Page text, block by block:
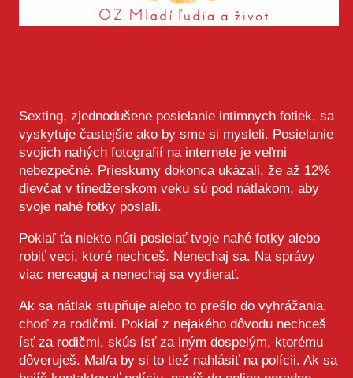
Sexting, zjednodušene posielanie intimnych fotiek, sa
vyskytuje častejšie ako by sme si mysleli. Posielanie
svojich nahých fotografií na internete je veľmi
nebezpečné. Prieskumy dokonca ukázali, že až 12%
dievčat v tínedžerskom veku sú pod nátlakom, aby
svoje nahé fotky poslali.
Pokiaľ ťa niekto núti posielať tvoje nahé fotky alebo
robiť veci, ktoré nechceš. Nenechaj sa. Na správy
viac nereaguj a nenechaj sa vydierať.
Ak sa nátlak stupňuje alebo to prešlo do vyhrážania,
choď za rodičmi. Pokiaľ z nejakého dôvodu nechceš
ísť za rodičmi, skús ísť za iným dospelým, ktorému
dôveruješ. Mal/a by si to tiež nahlásiť na polícii. Ak sa